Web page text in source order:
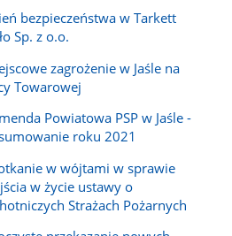
bezpieczeństwa w Tarkett
Sp. z o.o.
zagrożenie w Jaśle na
Towarowej
Powiatowa PSP w Jaśle -
roku 2021
w wójtami w sprawie
w życie ustawy o
Strażach Pożarnych